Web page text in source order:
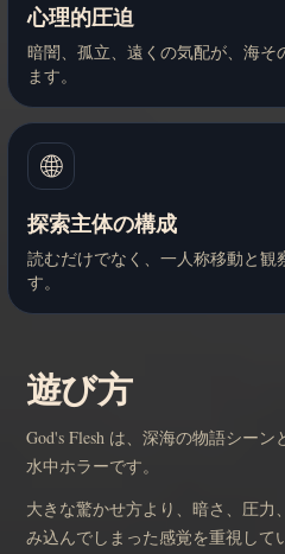
心理的圧迫
暗闇、孤立、遠くの気配が、海
ます。
🌐
探索主体の構成
読むだけでなく、一人称移動と
す。
遊び方
God's Flesh は、深海の物語シー
水中ホラーです。
大きな驚かせ方より、暗さ、圧力
み込んでしまった感覚を重視して